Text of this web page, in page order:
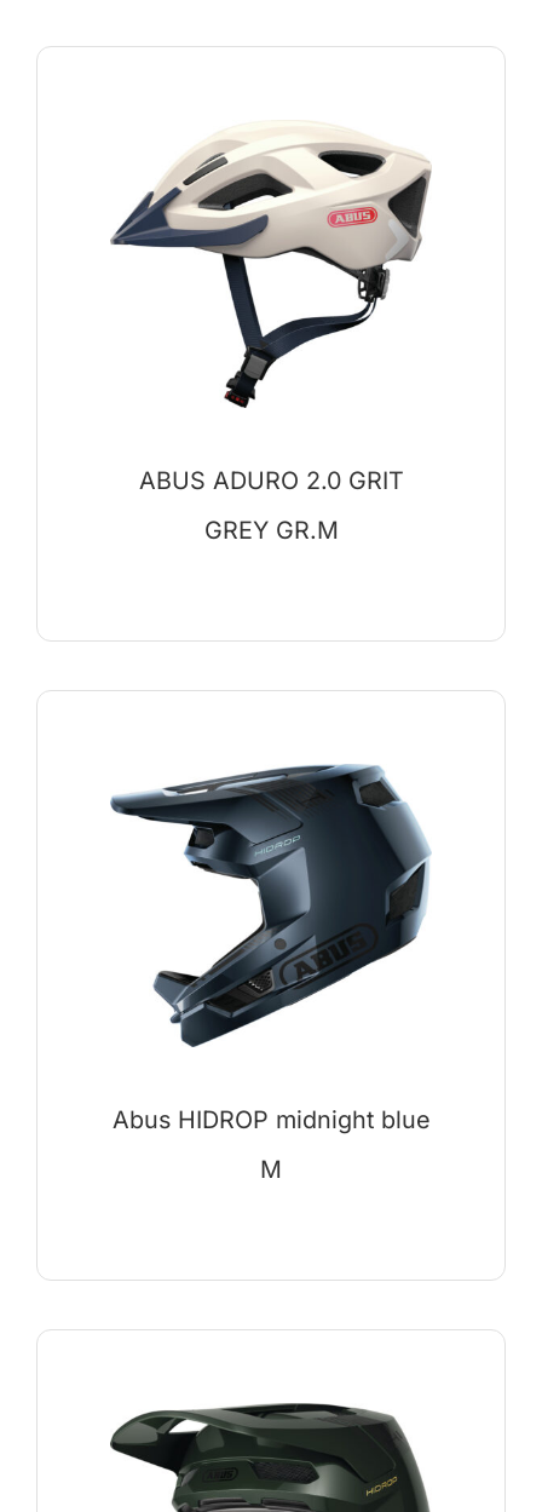
ABUS ADURO 2.0 GRIT
GREY GR.M
Abus HIDROP midnight blue
M